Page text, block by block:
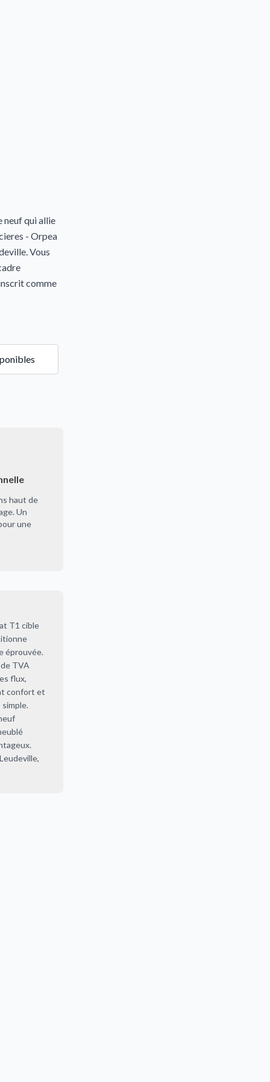
neuf qui allie
- Orpea
Vous
comme
haut de
Un
une
T1 cible
éprouvée.
TVA
flux,
confort et